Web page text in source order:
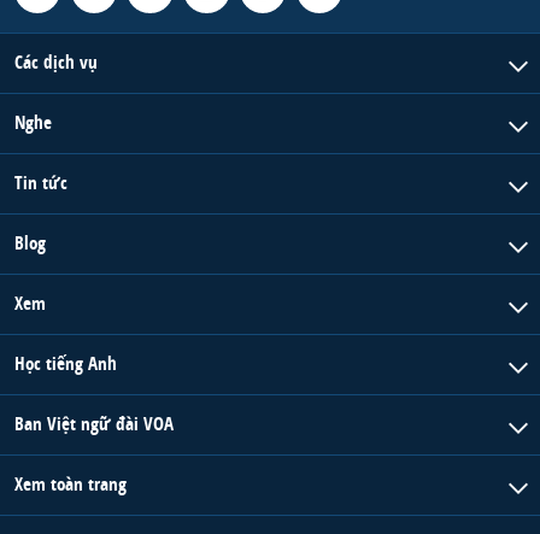
Các dịch vụ
Nghe
Tin tức
Blog
Xem
Học tiếng Anh
Ban Việt ngữ đài VOA
Xem toàn trang